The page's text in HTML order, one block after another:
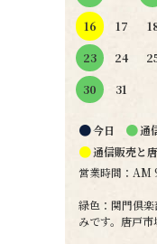
16 17
23 24
30 31
●今日 ●通
●通信販売と
営業時間：
緑色：関門倶
みです。唐戸市